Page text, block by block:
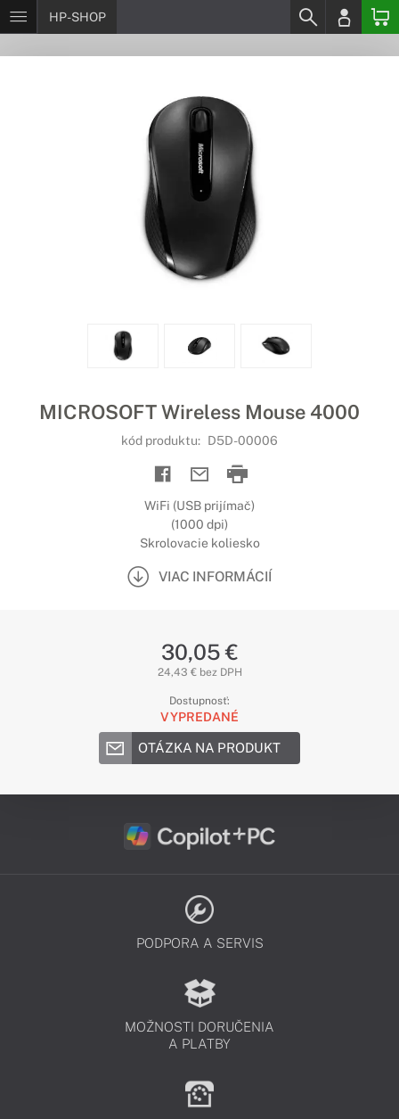
HP-SHOP
MICROSOFT Wireless Mouse 4000
kód produktu: D5D-00006
WiFi (USB prijímač)
(1000 dpi)
Skrolovacie koliesko
VIAC INFORMÁCIÍ
30,05 €
24,43 € bez DPH
Dostupnosť:
VYPREDANÉ
OTÁZKA NA PRODUKT
PODPORA A SERVIS
MOŽNOSTI DORUČENIA
A PLATBY